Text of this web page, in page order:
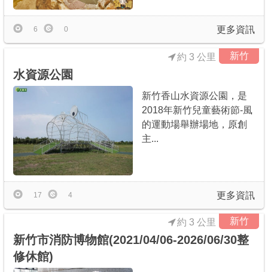
更多資訊
6 0
新竹
約 3 公里
水資源公園
新竹香山水資源公園，是
2018年新竹兒童藝術節-風
的運動場舉辦場地，原創
主...
更多資訊
17 4
新竹
約 3 公里
新竹市消防博物館(2021/04/06-2026/06/30整
修休館)